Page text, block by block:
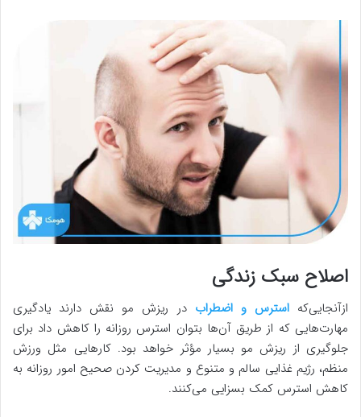
اصلاح سبک زندگی
ازآنجایی‌کهاسترس و اضطراب در ریزش مو نقش دارند یادگیری
مهارت‌هایی که از طریق آن‌ها بتوان استرس روزانه را کاهش داد برای
جلوگیری از ریزش مو بسیار مؤثر خواهد بود. کارهایی مثل ورزش
منظم، رژیم غذایی سالم و متنوع و مدیریت کردن صحیح امور روزانه به
کاهش استرس کمک بسزایی می‌کنند.